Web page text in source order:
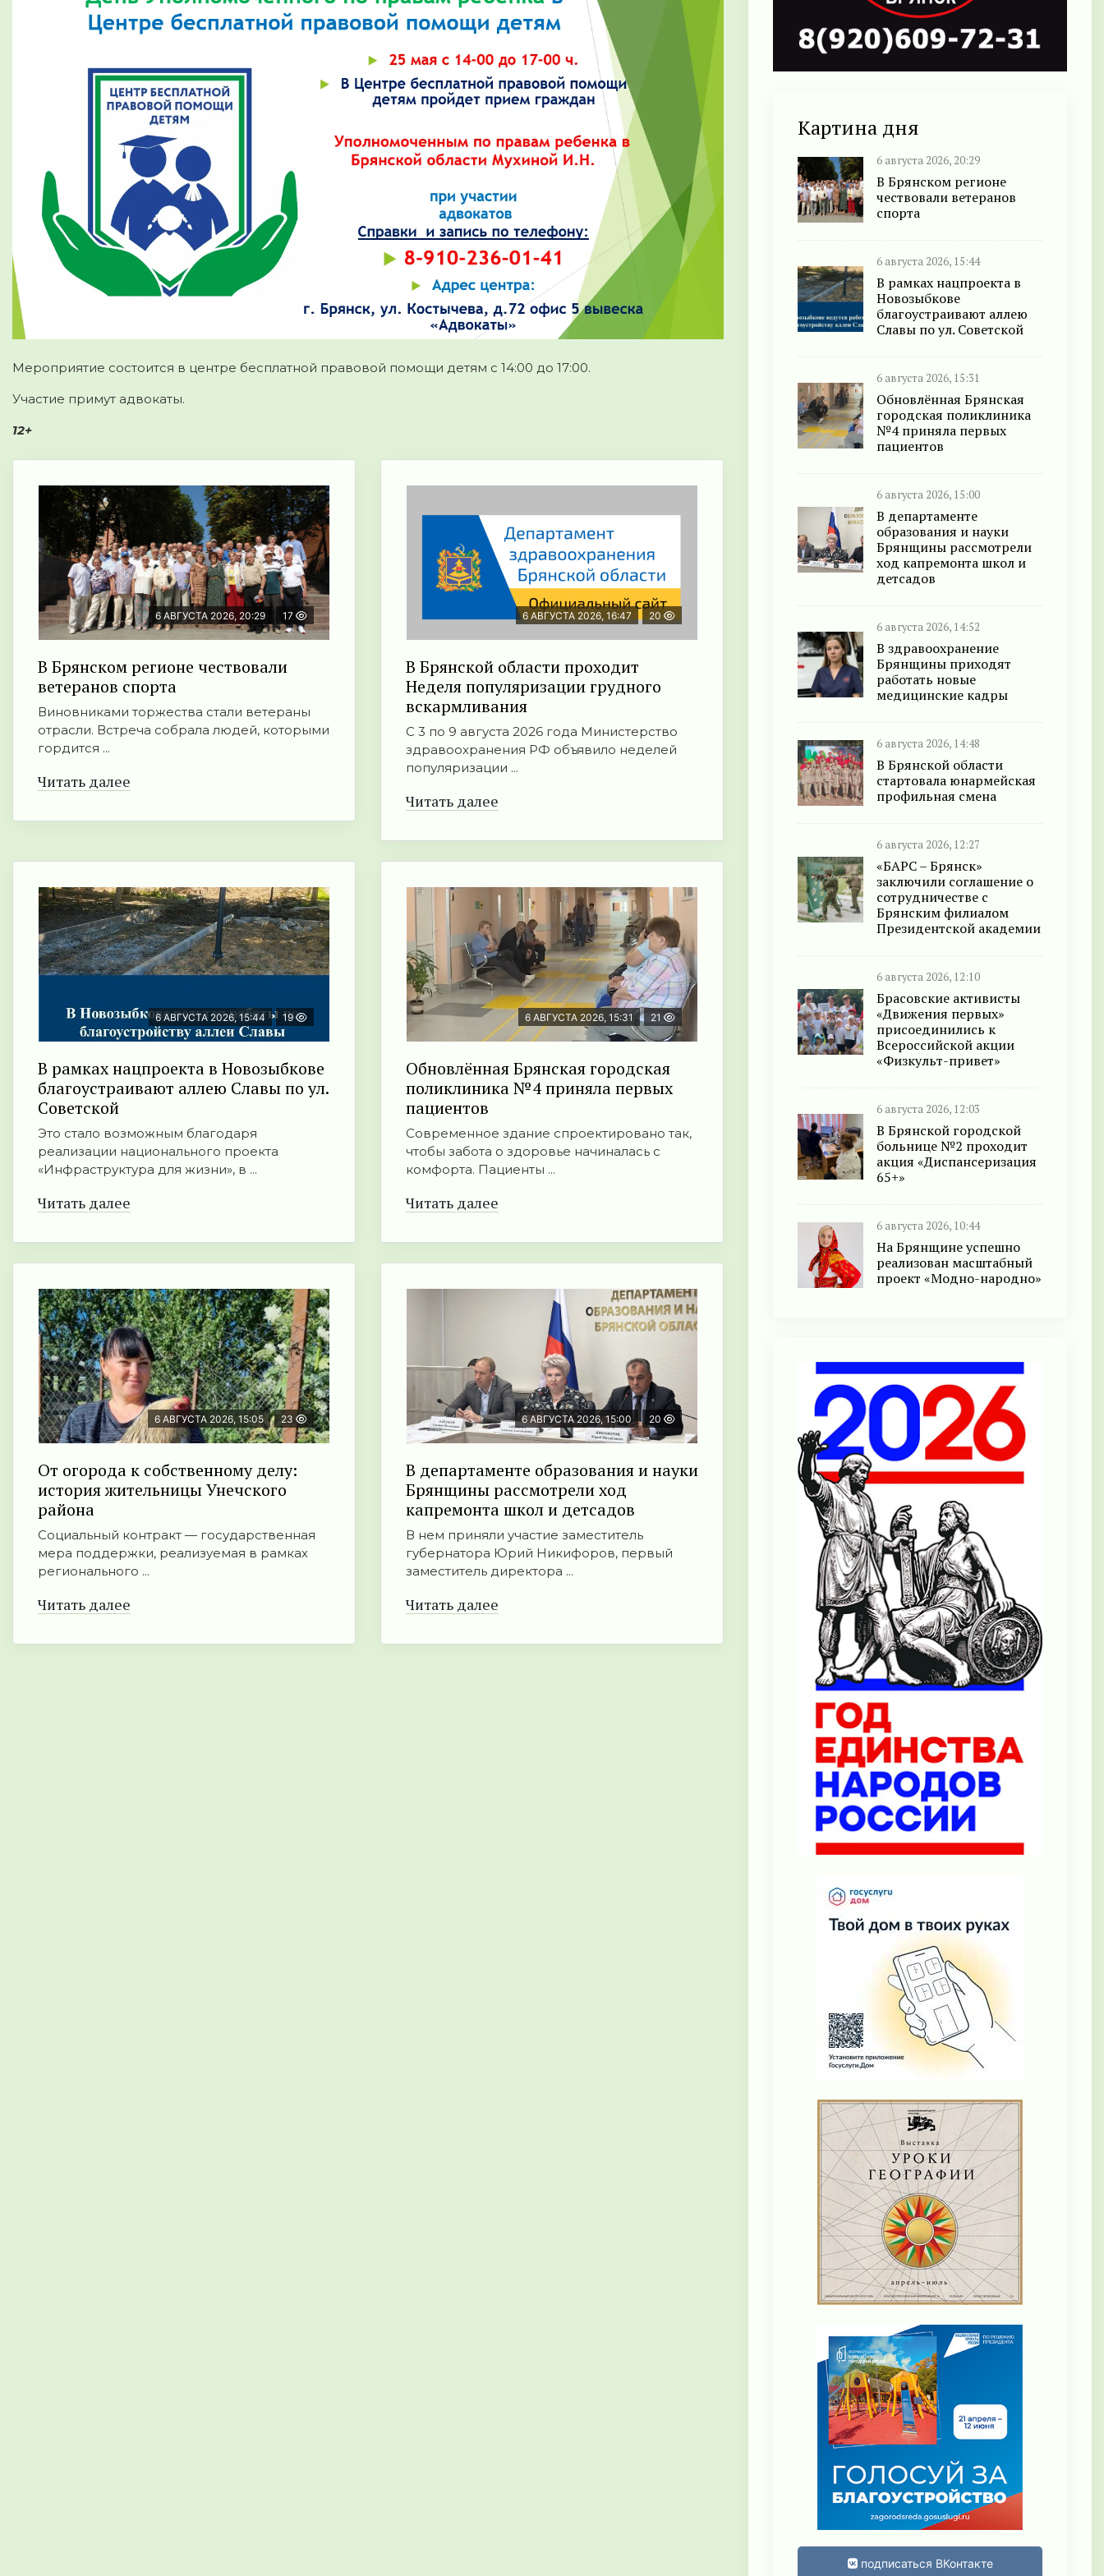
Мероприятие состоится в центре бесплатной правовой помощи детям с 14:00 до 17:00.
Участие примут адвокаты.
12+
6 АВГУСТА 2026, 20:29 17
В Брянском регионе чествовали
ветеранов спорта
Виновниками торжества стали ветераны
отрасли. Встреча собрала людей, которыми
гордится ...
Читать далее
6 АВГУСТА 2026, 16:47 20
В Брянской области проходит
Неделя популяризации грудного
вскармливания
С 3 по 9 августа 2026 года Министерство
здравоохранения РФ объявило неделей
популяризации ...
Читать далее
6 АВГУСТА 2026, 15:44 19
В рамках нацпроекта в Новозыбкове
благоустраивают аллею Славы по ул.
Советской
Это стало возможным благодаря
реализации национального проекта
«Инфраструктура для жизни», в ...
Читать далее
6 АВГУСТА 2026, 15:31 21
Обновлённая Брянская городская
поликлиника №4 приняла первых
пациентов
Современное здание спроектировано так,
чтобы забота о здоровье начиналась с
комфорта. Пациенты ...
Читать далее
6 АВГУСТА 2026, 15:05 23
От огорода к собственному делу:
история жительницы Унечского
района
Социальный контракт — государственная
мера поддержки, реализуемая в рамках
регионального ...
Читать далее
6 АВГУСТА 2026, 15:00 20
В департаменте образования и науки
Брянщины рассмотрели ход
капремонта школ и детсадов
В нем приняли участие заместитель
губернатора Юрий Никифоров, первый
заместитель директора ...
Читать далее
Картина дня
6 августа 2026, 20:29
В Брянском регионе
чествовали ветеранов
спорта
6 августа 2026, 15:44
В рамках нацпроекта в
Новозыбкове
благоустраивают аллею
Славы по ул. Советской
6 августа 2026, 15:31
Обновлённая Брянская
городская поликлиника
№4 приняла первых
пациентов
6 августа 2026, 15:00
В департаменте
образования и науки
Брянщины рассмотрели
ход капремонта школ и
детсадов
6 августа 2026, 14:52
В здравоохранение
Брянщины приходят
работать новые
медицинские кадры
6 августа 2026, 14:48
В Брянской области
стартовала юнармейская
профильная смена
6 августа 2026, 12:27
«БАРС – Брянск»
заключили соглашение о
сотрудничестве с
Брянским филиалом
Президентской академии
6 августа 2026, 12:10
Брасовские активисты
«Движения первых»
присоединились к
Всероссийской акции
«Физкульт-привет»
6 августа 2026, 12:03
В Брянской городской
больнице №2 проходит
акция «Диспансеризация
65+»
6 августа 2026, 10:44
На Брянщине успешно
реализован масштабный
проект «Модно-народно»
подписаться ВКонтакте